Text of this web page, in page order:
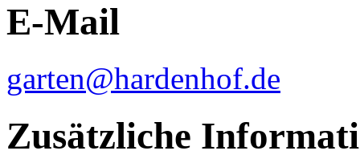
E-Mail
garten@hardenhof.de
Zusätzliche